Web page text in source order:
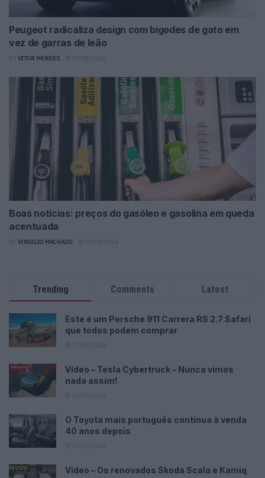
Peugeot radicaliza design com bigodes de gato em
vez de garras de leão
VITOR MENDES
Boas notícias: preços do gasóleo e gasolina em queda
acentuada
VIRGILIO MACHADO
Trending Comments Latest
Este é um Porsche 911 Carrera RS 2.7 Safari
que todos podem comprar
Vídeo – Tesla Cybertruck – Nunca vimos
nada assim!
O Toyota mais português continua à venda
40 anos depois
Vídeo – Os renovados Skoda Scala e Kamiq